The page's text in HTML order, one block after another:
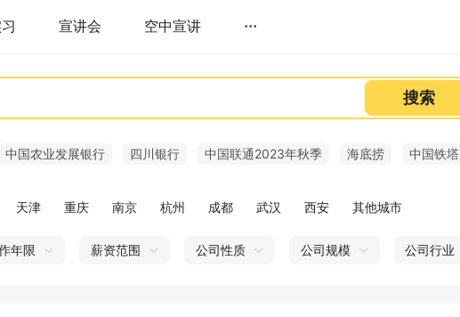
宣讲会 空中宣讲 ···
搜索
中国农业发展银行 四川银行 中国联通2023年秋季 海底捞 中国铁塔
天津 重庆 南京 杭州 成都 武汉 西安 其他城市
年限 薪资范围 公司性质 公司规模 公司行业